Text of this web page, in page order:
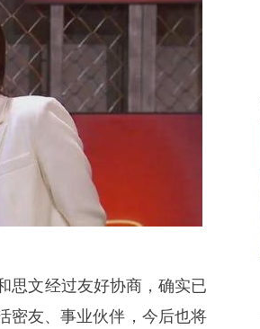
思文经过友好协商，确实已
密友、事业伙伴，今后也将